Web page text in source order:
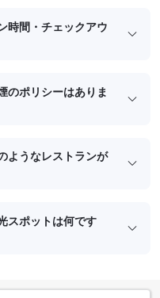
時間・チェックアウ
のポリシーはありま
ようなレストランが
スポットは何です